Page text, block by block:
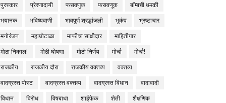
पुरस्कार
प्रेरणादायी फसवणुक फसवणूक
बॉम्बची धमकी
भयानक
भविष्यवाणी भावपूर्ण श्रद्धांजली भूकंप
भ्रष्टाचार
मनोरंजन
महाघोटाळा माफीचा साक्षीदार
माहितीगार
मोठा निकाल!
मोठी घोषणा मोठी निर्णय मोर्चा
मोर्चा!
राजकीय
राजकीय दौरा राजकीय वक्तव्य
वक्तव्य
वादग्रस्त पोस्ट
वादग्रस्त वक्तव्य वादग्रस्त विधान
वादावादी
विधान
विरोध विषबाधा शाईफेक शेती
शैक्षणिक